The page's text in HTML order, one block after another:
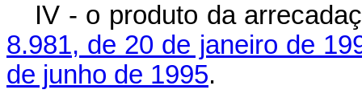
IV - o produto da
8.981, de 20 de janeiro de
de junho de 1995.